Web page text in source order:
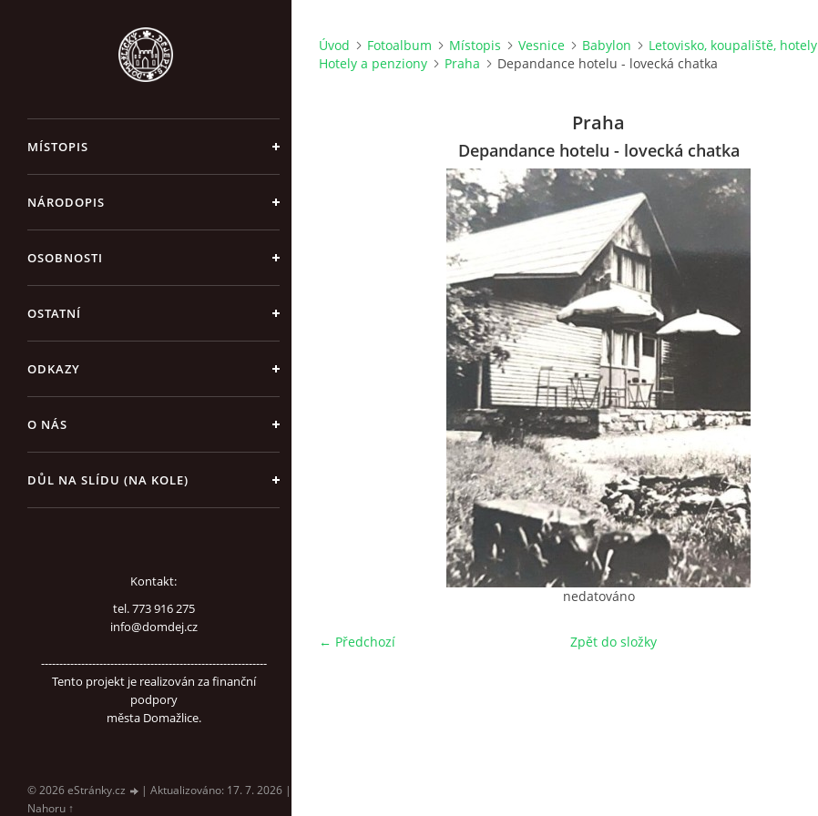
MÍSTOPIS
NÁRODOPIS
OSOBNOSTI
OSTATNÍ
ODKAZY
O NÁS
DŮL NA SLÍDU (NA KOLE)
Kontakt:
tel. 773 916 275
info@domdej.cz
--------------------------------------------------------------
Tento projekt je realizován za finanční
podpory
města Domažlice.
© 2026 eStránky.cz | Aktualizováno: 17. 7. 2026 |
Nahoru ↑
Úvod Fotoalbum Místopis Vesnice Babylon
Letovisko, koupaliště, hotely
Hotely a penziony
Praha Depandance hotelu - lovecká chatka
Praha
Depandance hotelu - lovecká chatka
nedatováno
← Předchozí Zpět do složky